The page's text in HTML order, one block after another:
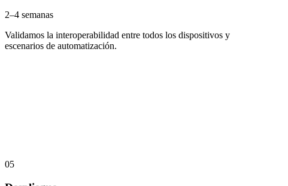
2–4 semanas
Validamos la interoperabilidad entre todos los dispositivos y
escenarios de automatización.
05